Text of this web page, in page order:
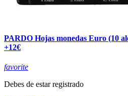
PARDO Hojas monedas Euro (10
+12€
favorite
Debes de estar registrado